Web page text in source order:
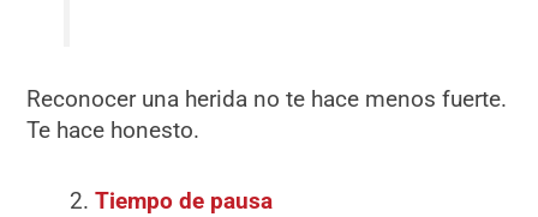
Reconocer una herida no te hace menos fuerte.
Te hace honesto.
Tiempo de pausa